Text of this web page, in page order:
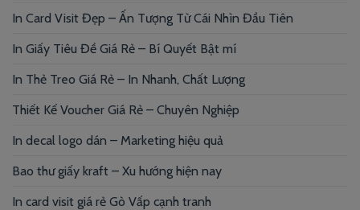
In Card Visit Đẹp – Ấn Tượng Từ Cái Nhìn Đầu Tiên
In Giấy Tiêu Đề Giá Rẻ – Bí Quyết Bật mí
In Thẻ Treo Giá Rẻ – In Nhanh, Chất Lượng
Thiết Kế Voucher Giá Rẻ – Chuyên Nghiệp
In decal logo dán – Marketing hiệu quả
Bao thư giấy kraft – Xu hướng hiện nay
In card visit giá rẻ Gò Vấp cạnh tranh